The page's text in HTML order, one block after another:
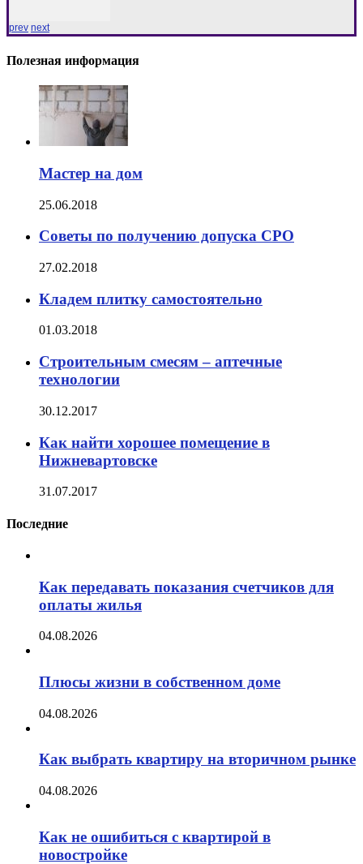
prev next
Полезная информация
Мастер на дом
25.06.2018
Советы по получению допуска СРО
27.02.2018
Кладем плитку самостоятельно
01.03.2018
Строительным смесям – аптечные
технологии
30.12.2017
Как найти хорошее помещение в
Нижневартовске
31.07.2017
Последние
Как передавать показания счетчиков для
оплаты жилья
04.08.2026
Плюсы жизни в собственном доме
04.08.2026
Как выбрать квартиру на вторичном рынке
04.08.2026
Как не ошибиться с квартирой в
новостройке